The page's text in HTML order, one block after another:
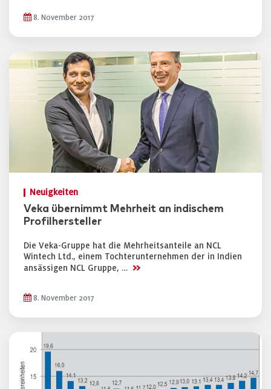
8. November 2017
Neuigkeiten
Veka übernimmt Mehrheit an indischem
Profilhersteller
Die Veka-Gruppe hat die Mehrheitsanteile an NCL
Wintech Ltd., einem Tochterunternehmen der in Indien
ansässigen NCL Gruppe, … >>
8. November 2017